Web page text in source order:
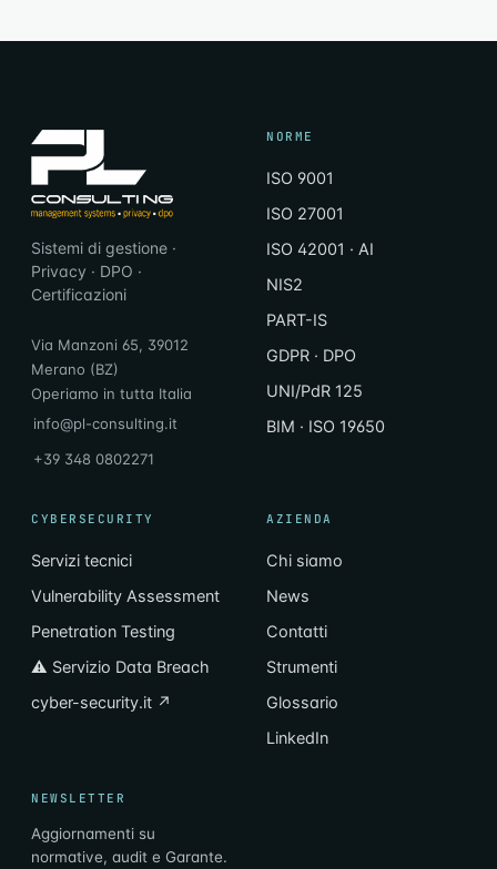
Sistemi di gestione ·
Privacy · DPO ·
Certificazioni
Via Manzoni 65, 39012
Merano (BZ)
Operiamo in tutta Italia
info@pl-consulting.it
+39 348 0802271
NORME
ISO 9001
ISO 27001
ISO 42001 · AI
NIS2
PART-IS
GDPR · DPO
UNI/PdR 125
BIM · ISO 19650
CYBERSECURITY
Servizi tecnici
Vulnerability Assessment
Penetration Testing
⚠ Servizio Data Breach
cyber-security.it ↗
AZIENDA
Chi siamo
News
Contatti
Strumenti
Glossario
LinkedIn
NEWSLETTER
Aggiornamenti su
normative, audit e Garante.